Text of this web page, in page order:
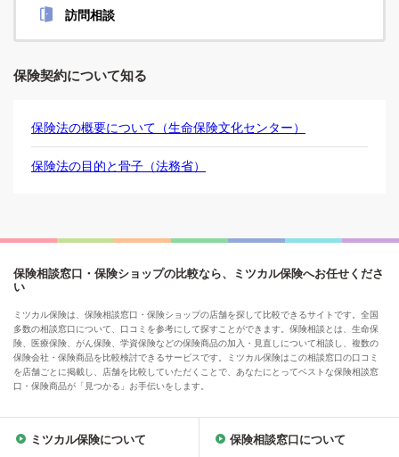
訪問相談
保険契約について知る
保険法の概要について（生命保険文化センター）
保険法の目的と骨子（法務省）
保険相談窓口・保険ショップの比較なら、ミツカル保険へお任せくださ
い
ミツカル保険は、保険相談窓口・保険ショップの店舗を探して比較できるサイトです。全国
多数の相談窓口について、口コミを参考にして探すことができます。保険相談とは、生命保
険、医療保険、がん保険、学資保険などの保険商品の加入・見直しについて相談し、複数の
保険会社・保険商品を比較検討できるサービスです。ミツカル保険はこの相談窓口の口コミ
を店舗ごとに掲載し、店舗を比較していただくことで、あなたにとってベストな保険相談窓
口・保険商品が「見つかる」お手伝いをします。
ミツカル保険について 保険相談窓口について